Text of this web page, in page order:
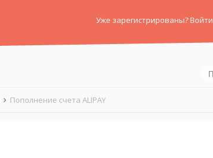
Уже зарегистрированы? Войти
Пополнение счета ALIPAY